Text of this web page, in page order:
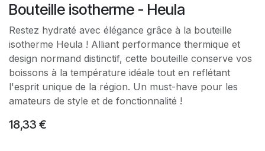
Bouteille isotherme - Heula
Restez hydraté avec élégance grâce à la bouteille
isotherme Heula ! Alliant performance thermique et
design normand distinctif, cette bouteille conserve vos
boissons à la température idéale tout en reflétant
l'esprit unique de la région. Un must-have pour les
amateurs de style et de fonctionnalité !
18,33 €